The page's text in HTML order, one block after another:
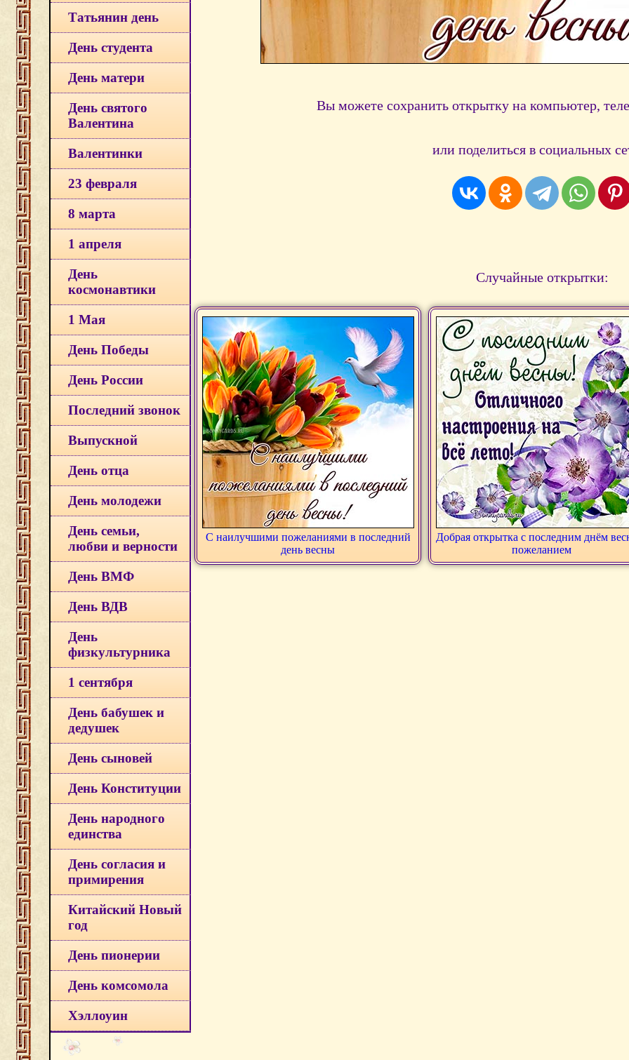
Татьянин день
День студента
День матери
День святого
Валентина
Валентинки
23 февраля
8 марта
1 апреля
День
космонавтики
1 Мая
День Победы
День России
Последний звонок
Выпускной
День отца
День молодежи
День семьи,
любви и верности
День ВМФ
День ВДВ
День
физкультурника
1 сентября
День бабушек и
дедушек
День сыновей
День Конституции
День народного
единства
День согласия и
примирения
Китайский Новый
год
День пионерии
День комсомола
Хэллоуин
Вы можете сохранить открытку на компьютер,
или поделиться в социальных
Случайные открытки:
С наилучшими пожеланиями в последний
день весны
Добрая открытка с последним днём
пожеланием